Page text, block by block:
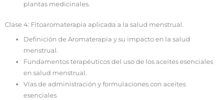
plantas medicinales.
Clase 4: Fitoaromaterapia aplicada a la salud menstrual.
Definición de Aromaterapia y su impacto en la salud
menstrual.
Fundamentos terapéuticos del uso de los aceites esenciales
en salud menstrual.
Vías de administración y formulaciones con aceites
esenciales